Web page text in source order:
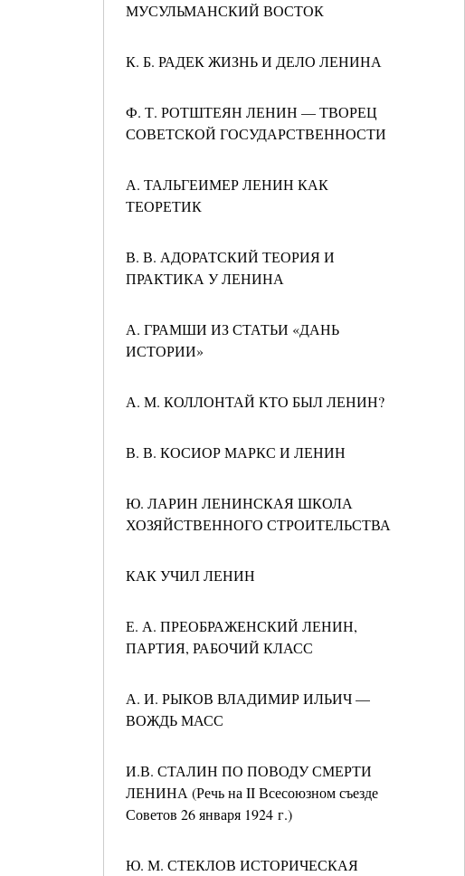
МУСУЛЬМАНСКИЙ ВОСТОК
К. Б. РАДЕК ЖИЗНЬ И ДЕЛО ЛЕНИНА
Ф. Т. РОТШТЕЯН ЛЕНИН — ТВОРЕЦ
СОВЕТСКОЙ ГОСУДАРСТВЕННОСТИ
А. ТАЛЬГЕИМЕР ЛЕНИН КАК
ТЕОРЕТИК
В. В. АДОРАТСКИЙ ТЕОРИЯ И
ПРАКТИКА У ЛЕНИНА
А. ГРАМШИ ИЗ СТАТЬИ «ДАНЬ
ИСТОРИИ»
А. М. КОЛЛОНТАЙ КТО БЫЛ ЛЕНИН?
В. В. КОСИОР МАРКС И ЛЕНИН
Ю. ЛАРИН ЛЕНИНСКАЯ ШКОЛА
ХОЗЯЙСТВЕННОГО СТРОИТЕЛЬСТВА
КАК УЧИЛ ЛЕНИН
Е. А. ПРЕОБРАЖЕНСКИЙ ЛЕНИН,
ПАРТИЯ, РАБОЧИЙ КЛАСС
А. И. РЫКОВ ВЛАДИМИР ИЛЬИЧ —
ВОЖДЬ МАСС
И.В. СТАЛИН ПО ПОВОДУ СМЕРТИ
ЛЕНИНА (Речь на II Всесоюзном съезде
Советов 26 января 1924 г.)
Ю. М. СТЕКЛОВ ИСТОРИЧЕСКАЯ